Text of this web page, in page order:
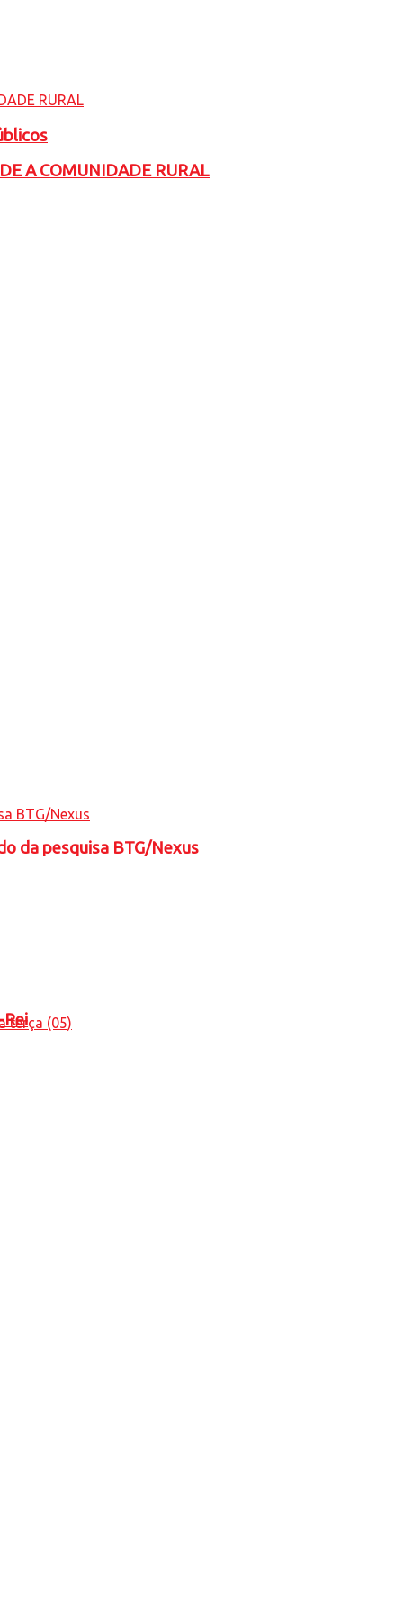
A COMUNIDADE RURAL
da pesquisa BTG/Nexus